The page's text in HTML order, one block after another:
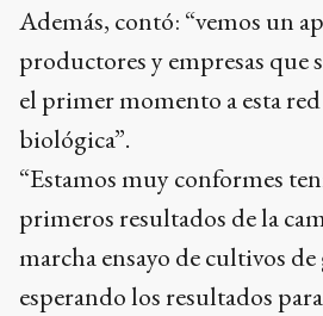
Además, contó: “vemos un
productores y empresas que
el primer momento a esta
biológica”.
“Estamos muy conformes
primeros resultados de la
marcha ensayo de cultivos de
esperando los resultados